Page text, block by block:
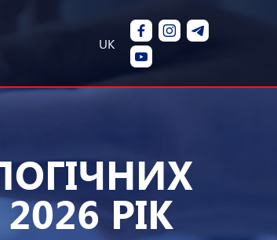
UK
РІК